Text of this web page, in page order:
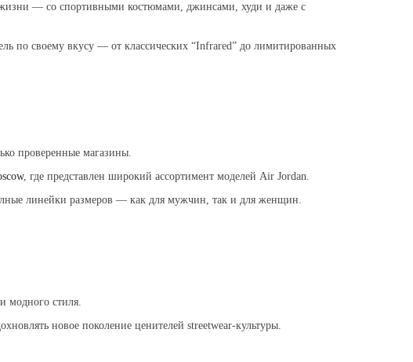
— со спортивными костюмами, джинсами, худи и даже с
по своему вкусу — от классических “Infrared” до лимитированных
проверенные магазины.
, где представлен широкий ассортимент моделей Air Jordan.
линейки размеров — как для мужчин, так и для женщин.
модного стиля.
новое поколение ценителей streetwear-культуры.